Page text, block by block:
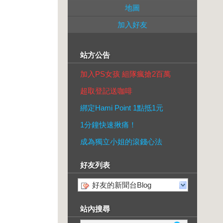
地圖
加入好友
站方公告
加入PS女孩 組隊瘋搶2百萬
超取登記送咖啡
綁定Hami Point 1點抵1元
1分鐘快速揪痛！
成為獨立小姐的滾錢心法
好友列表
好友的新聞台Blog
站內搜尋